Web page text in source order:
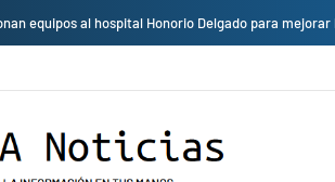
equipos al hospital Honorio Delgado para